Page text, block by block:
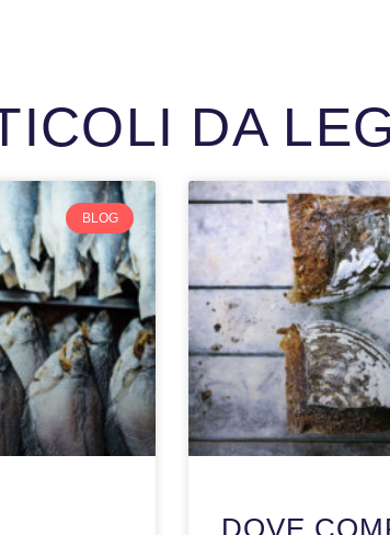
DA
BLOG
DOVE